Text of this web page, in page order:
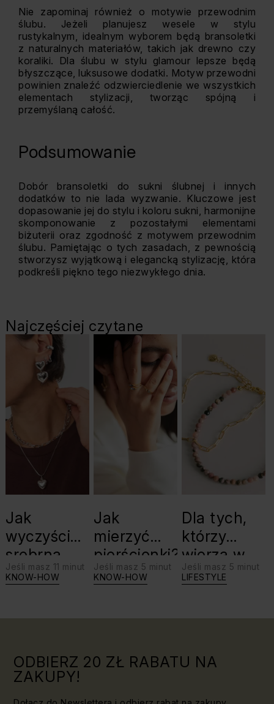
Nie zapominaj również o motywie przewodnim
ślubu. Jeżeli planujesz wesele w stylu
rustykalnym, idealnym wyborem będą bransoletki
z naturalnych materiałów, takich jak drewno czy
koraliki. Dla ślubu w stylu glamour lepsze będą
błyszczące, luksusowe dodatki. Motyw przewodni
powinien znaleźć odzwierciedlenie we wszystkich
elementach stylizacji, tworząc spójną i
przemyślaną całość.
Podsumowanie
Dobór bransoletki do sukni ślubnej i innych
dodatków to nie lada wyzwanie. Kluczowe jest
dopasowanie jej do stylu i koloru sukni, harmonijne
skomponowanie z pozostałymi elementami
biżuterii oraz zgodność z motywem przewodnim
ślubu. Pamiętając o tych zasadach, z pewnością
stworzysz wyjątkową i elegancką stylizację, która
podkreśli piękno tego niezwykłego dnia.
Najczęściej czytane
Jak
wyczyścić
srebrną
biżuterię?
Jeśli masz 11 minut
KNOW-HOW
Jak
mierzyć
pierścionki?
Jeśli masz 5 minut
KNOW-HOW
Dla tych,
którzy
wierzą w
swoje siły:
Jeśli masz 5 minut
LIFESTYLE
ODBIERZ 20 ZŁ RABATU NA
ZAKUPY!